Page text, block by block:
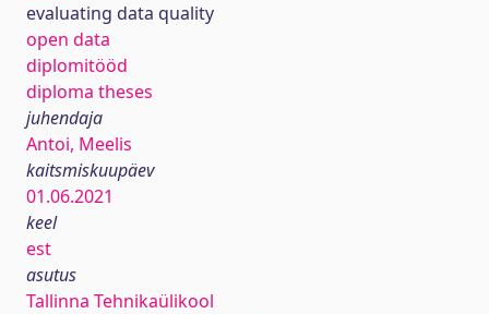
evaluating data quality
open data
diplomitööd
diploma theses
juhendaja
Antoi, Meelis
kaitsmiskuupäev
01.06.2021
keel
est
asutus
Tallinna Tehnikaülikool